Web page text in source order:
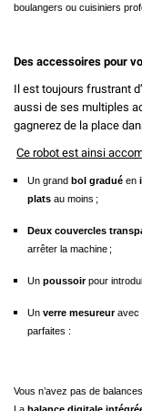
boulangers ou cuisiniers
Des accessoires pour
Il est toujours frustrant
aussi de ses multiples
gagnerez de la place
Ce robot est ainsi
Un grand bol gradué en
plats au moins ;
Deux couvercles
arrêter la machine ;
Un poussoirpour
Un verre mesureuravec
parfaites :
Vous n’avez pas de
La balance digitale intégré